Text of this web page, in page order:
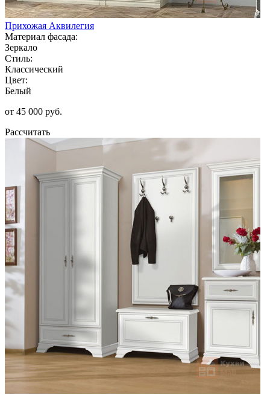
Прихожая Аквилегия
Материал фасада:
Зеркало
Стиль:
Классический
Цвет:
Белый
от 45 000 руб.
Рассчитать